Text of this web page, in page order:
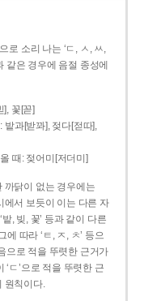
로 소리 나는 ‘ㄷ, ㅅ, ㅆ,
같은 경우에 음절 종성에
꽃[꼳]
과[받꽈], 젖다[젇따],
때: 젖어미[저더미]
까닭이 없는 경우에는
에서 보듯이 이는 다른 자
, 빚, 꽃’ 등과 같이 다른
따라 ‘ㅌ, ㅈ, ㅊ’ 등으
으로 적을 뚜렷한 근거가
‘ㄷ’으로 적을 뚜렷한 근
원칙이다.